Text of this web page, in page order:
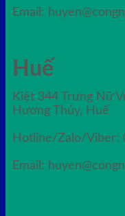
Email:
Huế
Kiệt 344 Trưng Nữ
Hương Thủy, Huế
Hotline/Zalo/Viber:
Email: